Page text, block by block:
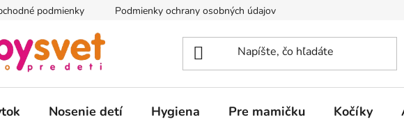
podmienky Podmienky ochrany osobných údajov
Nosenie detí Hygiena Pre mamičku Kočíky